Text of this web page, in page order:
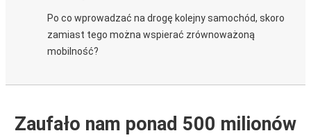
Po co wprowadzać na drogę kolejny samochód, skoro
zamiast tego można wspierać zrównoważoną
mobilność?
Zaufało nam ponad 500 milionów